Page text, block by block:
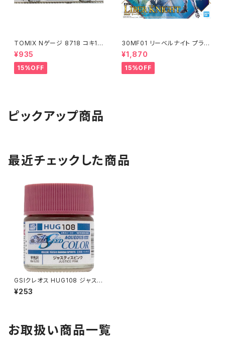
TOMIX Nゲージ 8718 コキ10
7 (増備型・コンテナなし) 鉄道
模型
¥935
15%OFF
30MF01 リーベルナイト プラモ
デル（新品 在庫品）
¥1,870
15%OFF
ピックアップ商品
最近チェックした商品
GSIクレオス HUG108 ジャステ
ィスピンク プラモデル 塗料（新
品 在庫品）
¥253
お取扱い商品一覧